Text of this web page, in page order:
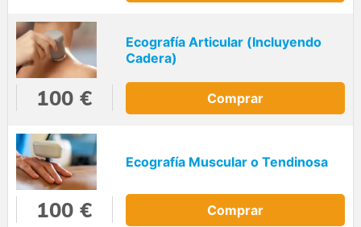
Ecografía Articular (Incluyendo
Cadera)
100 € Comprar
Ecografía Muscular o Tendinosa
100 € Comprar